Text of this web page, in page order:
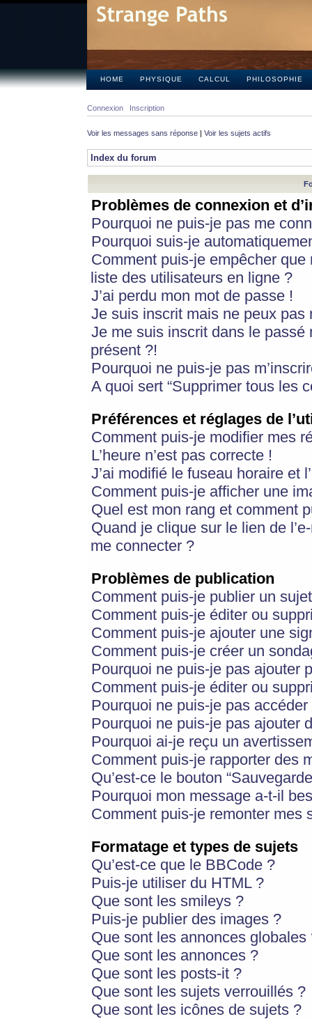
HOME PHYSIQUE CALCUL PHILOSOPHIE
Connexion Inscription
Voir les messages sans réponse | Voir les sujets actifs
Index du forum
Problèmes de connexion et
Pourquoi ne puis-je pas me
Pourquoi suis-je
Comment puis-je empêcher
liste des utilisateurs en ligne ?
J’ai perdu mon mot de passe !
Je suis inscrit mais ne peux pas
Je me suis inscrit dans le
présent ?!
Pourquoi ne puis-je pas
A quoi sert “Supprimer tous les
Préférences et réglages de
Comment puis-je modifier mes
L’heure n’est pas correcte !
J’ai modifié le fuseau horaire et
Comment puis-je afficher une
Quel est mon rang et comment
Quand je clique sur le lien de
me connecter ?
Problèmes de publication
Comment puis-je publier un
Comment puis-je éditer ou
Comment puis-je ajouter une
Comment puis-je créer un
Pourquoi ne puis-je pas ajouter
Comment puis-je éditer ou
Pourquoi ne puis-je pas
Pourquoi ne puis-je pas ajouter
Pourquoi ai-je reçu un
Comment puis-je rapporter des
Qu’est-ce le bouton
Pourquoi mon message a-t-il
Comment puis-je remonter mes
Formatage et types de sujets
Qu’est-ce que le BBCode ?
Puis-je utiliser du HTML ?
Que sont les smileys ?
Puis-je publier des images ?
Que sont les annonces globales
Que sont les annonces ?
Que sont les posts-it ?
Que sont les sujets verrouillés ?
Que sont les icônes de sujets ?